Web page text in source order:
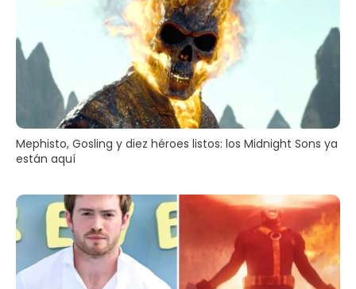
Mephisto, Gosling y diez héroes listos: los Midnight Sons ya
están aquí